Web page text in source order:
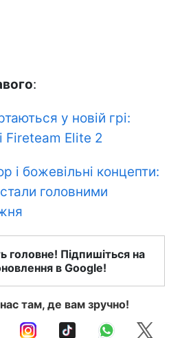
:
у новій грі:
Fireteam Elite 2
і божевільні концепти:
стали головними
головне! Підпишіться на
в Google!
там, де вам зручно!